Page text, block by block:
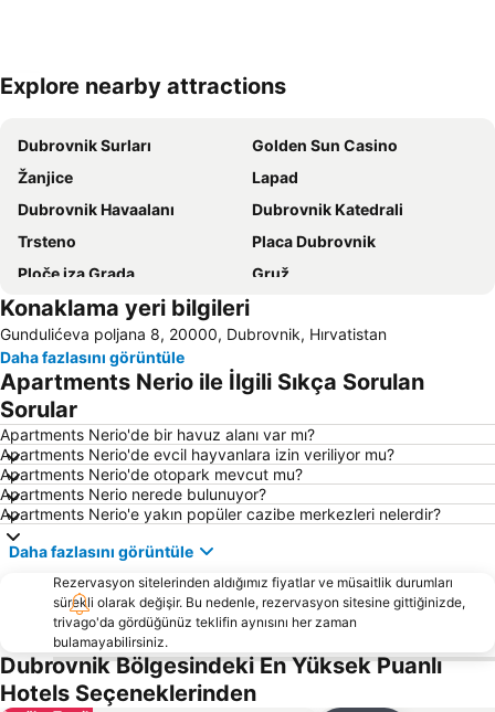
Haritayı genişlet
Explore nearby attractions
Dubrovnik Surları
Golden Sun Casino
Žanjice
Lapad
Dubrovnik Havaalanı
Dubrovnik Katedrali
Trsteno
Placa Dubrovnik
Ploče iza Grada
Gruž
Komolac
Plaža Kupari
Blatna plaža
Corovica
Petrovacka Obala
Dominikanski samostan
Pile - Kono
Lapad Stadyumu
Zaton
Praznik Mimoze
Konaklama yeri bilgileri
Gundulićeva poljana 8, 20000, Dubrovnik, Hırvatistan
Daha fazlasını görüntüle
Apartments Nerio ile İlgili Sıkça Sorulan
Sorular
Apartments Nerio'de bir havuz alanı var mı?
Apartments Nerio'de evcil hayvanlara izin veriliyor mu?
Apartments Nerio'de otopark mevcut mu?
Apartments Nerio nerede bulunuyor?
Apartments Nerio'e yakın popüler cazibe merkezleri nelerdir?
Daha fazlasını görüntüle
Rezervasyon sitelerinden aldığımız fiyatlar ve müsaitlik durumları
sürekli olarak değişir. Bu nedenle, rezervasyon sitesine gittiğinizde,
trivago'da gördüğünüz teklifin aynısını her zaman
bulamayabilirsiniz.
Dubrovnik Bölgesindeki En Yüksek Puanlı
Hotels Seçeneklerinden